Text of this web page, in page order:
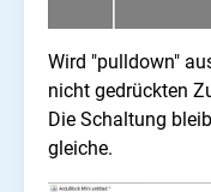
Wird "pulldown"
nicht gedrückten
Die Schaltung
gleiche.